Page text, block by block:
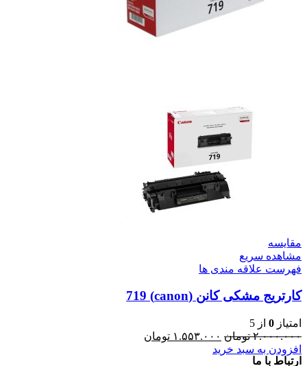
مقایسه
مشاهده سریع
فهرست علاقه مندی ها
کارتریج مشکی کانن (canon) 719
امتیاز 0 از 5
۲.۰۰۰.۰۰۰ تومان ۱.۵۵۳.۰۰۰ تومان
افزودن به سبد خرید
ارتباط با ما